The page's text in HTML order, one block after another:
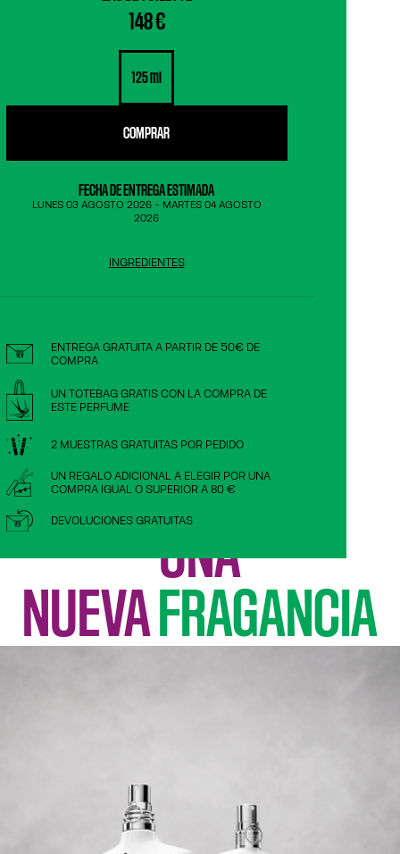
148 €
125 ml
COMPRAR
FECHA DE ENTREGA ESTIMADA
LUNES 03 AGOSTO 2026- MARTES 04 AGOSTO
2026
INGREDIENTES
ENTREGA GRATUITA A PARTIR DE 50€ DE
COMPRA
UN TOTEBAG GRATIS CON LA COMPRA DE
ESTE PERFUME
2 MUESTRAS GRATUITAS POR PEDIDO
UN REGALO ADICIONAL A ELEGIR POR UNA
COMPRA IGUAL O SUPERIOR A 80 €
DEVOLUCIONES GRATUITAS
DOS BUSTOS,
UNA
NUEVA FRAGANCIA